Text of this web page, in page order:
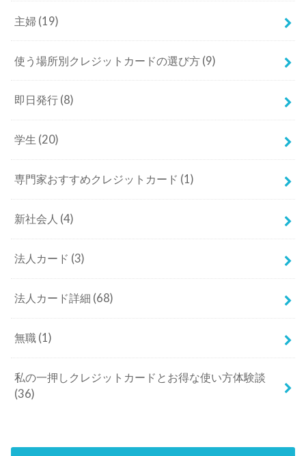
主婦 (19)
使う場所別クレジットカードの選び方 (9)
即日発行 (8)
学生 (20)
専門家おすすめクレジットカード (1)
新社会人 (4)
法人カード (3)
法人カード詳細 (68)
無職 (1)
私の一押しクレジットカードとお得な使い方体験談
(36)